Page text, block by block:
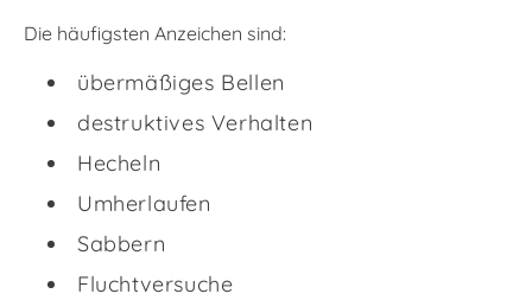
Die häufigsten Anzeichen sind:
übermäßiges Bellen
destruktives Verhalten
Hecheln
Umherlaufen
Sabbern
Fluchtversuche